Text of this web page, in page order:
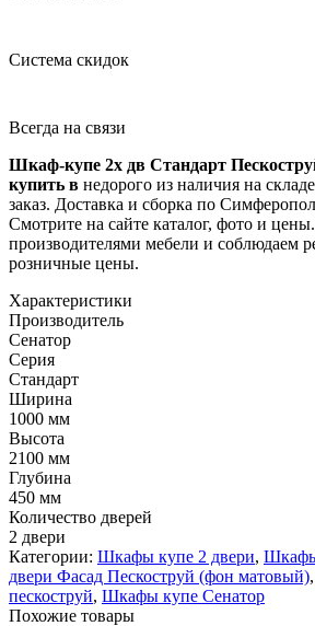
Система скидок
Всегда на связи
Шкаф-купе 2х дв Стандарт
купить в недорого из наличия на
заказ. Доставка и сборка по
Смотрите на сайте каталог, фото и
производителями мебели и соблюдаем
розничные цены.
Характеристики
Производитель
Сенатор
Серия
Стандарт
Ширина
1000 мм
Высота
2100 мм
Глубина
450 мм
Количество дверей
2 двери
Категории: Шкафы купе 2 двери,
двери Фасад Пескоструй (фон матовый),
пескоструй, Шкафы купе Сенатор
Похожие товары